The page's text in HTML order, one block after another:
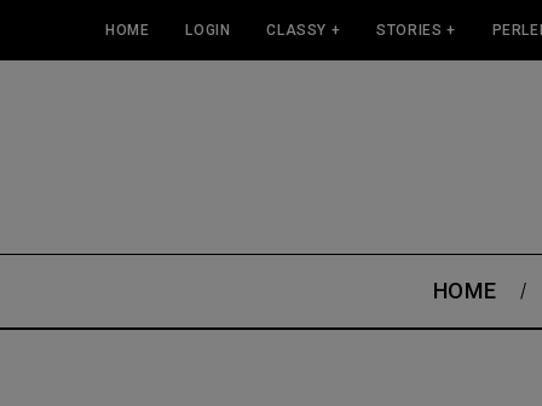
HOME LOGIN CLASSY + STORIES +
HOME